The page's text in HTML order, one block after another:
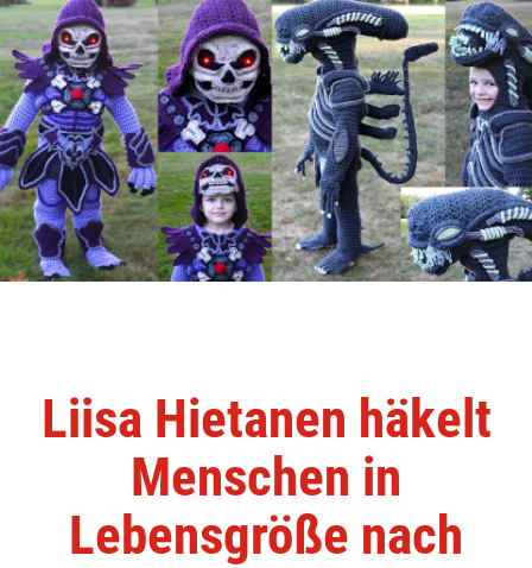
Liisa Hietanen häkelt
Menschen in
Lebensgröße nach